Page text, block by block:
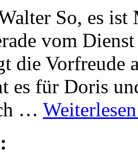
So, es
vom
die Vorfreude
es für Doris
…